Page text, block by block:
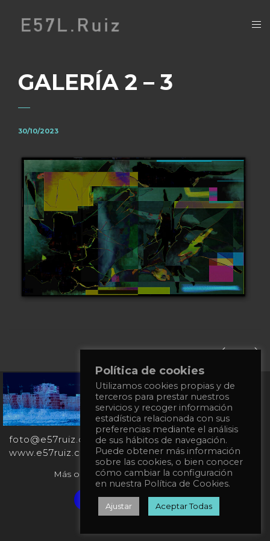
GALERÍA 2 – 3
30/10/2023
+34
651
862
863
foto@e57ruiz.com
www.e57ruiz.com
Más obras en la galería virtual Singulart:
Verified artist on Singulart
Política de cookies
Utilizamos cookies propias y de
terceros para prestar nuestros
servicios y recoger información
estadística relacionada con sus
preferencias mediante el análisis
de sus hábitos de navegación.
Puede obtener más información
sobre las cookies, o bien conocer
cómo cambiar la configuración
en nuestra Política de Cookies.
Ajustar Aceptar Todas